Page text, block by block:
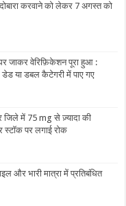
करवाने को लेकर 7 अगस्त को
जाकर वेरिफ़िकेशन पूरा हुआ :
या डबल कैटेगरी में पाए गए
जिले में 75 mg से ज़्यादा की
स्टॉक पर लगाई रोक
और भारी मात्रा में प्रतिबंधित